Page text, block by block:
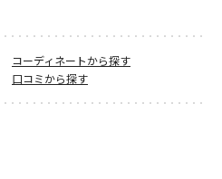
コーディネートから探す
口コミから探す